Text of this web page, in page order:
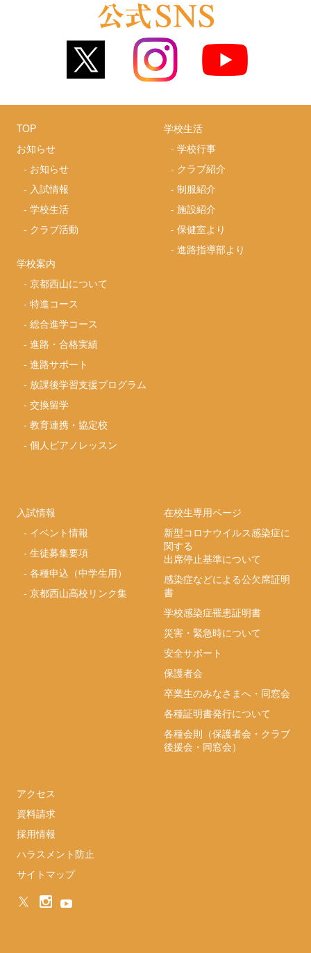
TOP
お知らせ
- お知らせ
- 入試情報
-学校生活
- クラブ活動
学校案内
-京都西山について
-特進コース
-総合進学コース
-進路・合格実績
-進路サポート
- 放課後学習支援プログラム
-交換留学
-教育連携・協定校
-個人ピアノレッスン
学校生活
-学校行事
- クラブ紹介
-制服紹介
-施設紹介
-保健室より
-進路指導部より
入試情報
- イベント情報
-生徒募集要項
-各種申込（中学生用）
-京都西山高校リンク集
在校生専用ページ
新型コロナウイルス感染症に
関する
出席停止基準について
感染症などによる公欠席証明
書
学校感染症罹患証明書
災害・緊急時について
安全サポート
保護者会
卒業生のみなさまへ・同窓会
各種証明書発行について
各種会則（保護者会・クラブ
後援会・同窓会）
アクセス
資料請求
採用情報
ハラスメント防止
サイトマップ